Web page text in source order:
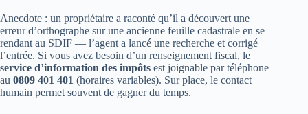
Anecdote : un propriétaire a raconté qu’il a découvert une
erreur d’orthographe sur une ancienne feuille cadastrale en se
rendant au SDIF — l’agent a lancé une recherche et corrigé
l’entrée. Si vous avez besoin d’un renseignement fiscal, le
service d’information des impôts est joignable par téléphone
au 0809 401 401 (horaires variables). Sur place, le contact
humain permet souvent de gagner du temps.